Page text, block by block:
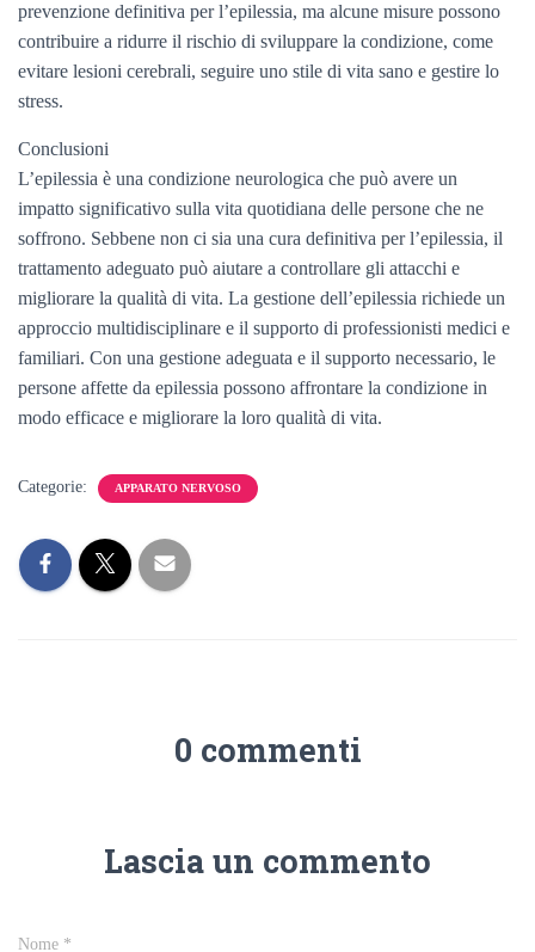
prevenzione definitiva per l’epilessia, ma alcune misure possono
contribuire a ridurre il rischio di sviluppare la condizione, come
evitare lesioni cerebrali, seguire uno stile di vita sano e gestire lo
stress.
Conclusioni
L’epilessia è una condizione neurologica che può avere un
impatto significativo sulla vita quotidiana delle persone che ne
soffrono. Sebbene non ci sia una cura definitiva per l’epilessia, il
trattamento adeguato può aiutare a controllare gli attacchi e
migliorare la qualità di vita. La gestione dell’epilessia richiede un
approccio multidisciplinare e il supporto di professionisti medici e
familiari. Con una gestione adeguata e il supporto necessario, le
persone affette da epilessia possono affrontare la condizione in
modo efficace e migliorare la loro qualità di vita.
Categorie: APPARATO NERVOSO
0 commenti
Lascia un commento
Nome *